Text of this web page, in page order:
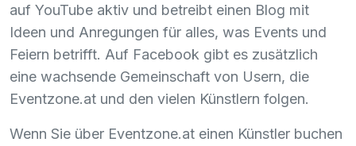
auf YouTube aktiv und betreibt einen Blog mit
Ideen und Anregungen für alles, was Events und
Feiern betrifft. Auf Facebook gibt es zusätzlich
eine wachsende Gemeinschaft von Usern, die
Eventzone.at und den vielen Künstlern folgen.
Wenn Sie über Eventzone.at einen Künstler buchen